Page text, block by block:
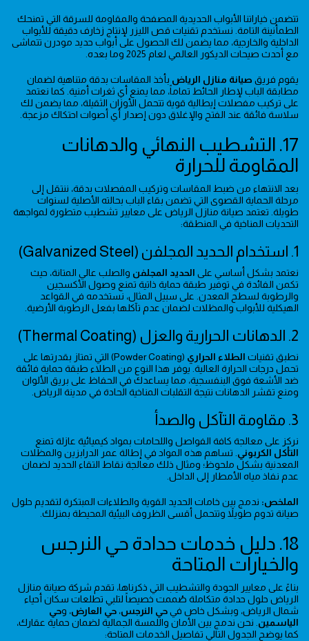
تتضمن خياراتنا الأبواب الحديدية المصفحة والمقاومة للسرقة التي تمنحك
الطمأنينة التامة. نستخدم تقنيات قص الليزر لإنتاج زخارف دقيقة للأبواب
الداخلية والخارجية، مما يضمن لك الحصول على أبواب حديد مودرن تتماشى
مع أحدث صيحات الديكور العالمي لعام 2025 وما بعده.
يقوم فريق صيانة منازل الرياض بأخذ المقاسات بدقة متناهية لضمان
مطابقة الباب لإطار الحائط تماماً، مما يمنع أي ثغرات أمنية. كما نعتمد
على تركيب مفصلات إيطالية قوية تتحمل الأوزان الثقيلة، مما يضمن لك
سلاسة فائقة عند الفتح والإغلاق دون إصدار أي أصوات احتكاك مزعجة.
17. التشطيب النهائي والدهانات
المقاومة للحرارة
بعد الانتهاء من ضبط المقاسات وتركيب المفصلات بدقة، ننتقل إلى
مرحلة الحماية القصوى التي تضمن بقاء الباب بحالته الأصلية لسنوات
طويلة. تعتمد صيانة منازل الرياض على معايير تشطيب متطورة لمواجهة
التحديات المناخية في المنطقة:
1. استخدام الحديد المجلفن (Galvanized Steel)
نعتمد بشكل أساسي على الحديد المجلفن والصلب عالي المتانة، حيث
تكمن الفائدة في توفير طبقة حماية ذاتية تمنع وصول الأكسجين
والرطوبة لسطح المعدن. على سبيل المثال، نستخدمه في القواعد
الهيكلية للأبواب والمظلات لضمان عدم تآكلها بفعل الرطوبة الأرضية.
2. الدهانات الحرارية والعزل (Thermal Coating)
نطبق تقنيات الطلاء الحراري
(Powder Coating) التي تمتاز بقدرتها على
تحمل درجات الحرارة العالية. يوفر هذا النوع من الطلاء طبقة حماية فائقة
ضد الأشعة فوق البنفسجية، مما يساعدك في الحفاظ على بريق الألوان
ومنع تقشر الدهانات نتيجة التقلبات المناخية الحادة في مدينة الرياض.
3. مقاومة التآكل والصدأ
نركز على معالجة كافة الفواصل واللحامات بمواد كيميائية عازلة تمنع
التأكل الكربوني . تساهم هذه المواد في إطالة عمر الدرابزين والمظلات
المعدنية بشكل ملحوظ؛ ومثال ذلك معالجة نقاط التقاء الحديد لضمان
عدم نفاذ مياه الأمطار إلى الداخل.
الملخص: ندمج بين خامات الحديد القوية والطلاءات المبتكرة لتقديم حلول
صيانة تدوم طويلاً وتتحمل أقسى الظروف البيئية المحيطة بمنزلك.
18. دليل خدمات حدادة حي النرجس
والخيارات المتاحة
بناءً على معايير الجودة والتشطيب التي ذكرناها، تقدم شركة صيانة منازل
الرياض حلول حدادة متكاملة صُممت خصيصاً لتلبي تطلعات سكان أحياء
شمال الرياض، وبشكل خاص فيحي النرجس، حي العارض، وحي
الياسمين . نحن ندمج بين الأمان واللمسة الجمالية لضمان حماية عقارك،
كما يوضح الجدول التالي تفاصيل الخدمات المتاحة: